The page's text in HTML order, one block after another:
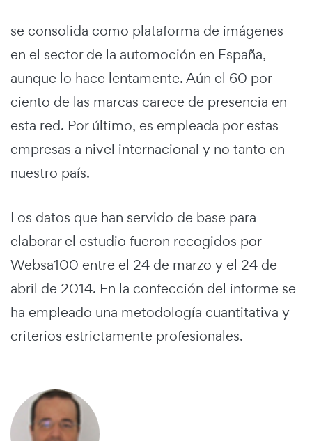
se consolida como plataforma de imágenes
en el sector de la automoción en España,
aunque lo hace lentamente. Aún el 60 por
ciento de las marcas carece de presencia en
esta red. Por último, es empleada por estas
empresas a nivel internacional y no tanto en
nuestro país.
Los datos que han servido de base para
elaborar el estudio fueron recogidos por
Websa100 entre el 24 de marzo y el 24 de
abril de 2014. En la confección del informe se
ha empleado una metodología cuantitativa y
criterios estrictamente profesionales.